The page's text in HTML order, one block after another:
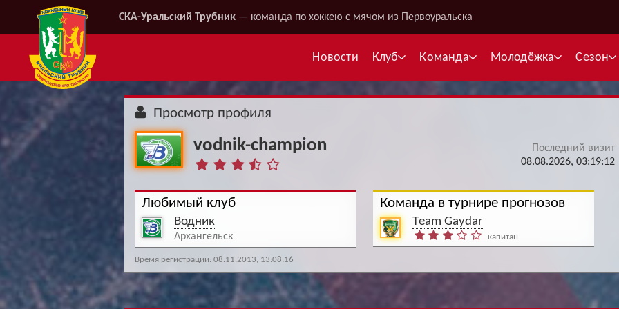
СКА-Уральский Трубник — команда по хоккею с мячом из Первоуральска
Новости Клуб Команда
Межсезонье
Молодёжка Сезон
Просмотр профиля
vodnik-champion
Последний визит
08.08.2026, 03:19:12
Любимый клуб
Водник
Архангельск
Команда в турнире прогнозов
Тeam Gaydar
капитан
Время регистрации: 08.11.2013, 13:08:16